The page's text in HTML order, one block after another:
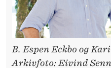
B. Espen Eckbo og
Arkivfoto: Eivind